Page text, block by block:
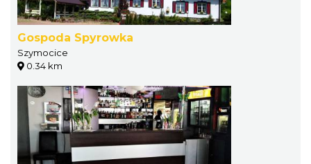
Gospoda Spyrowka
Szymocice
0.34 km